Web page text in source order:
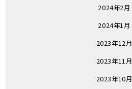
2024年2月
2024年1月
2023年12月
2023年11月
2023年10月